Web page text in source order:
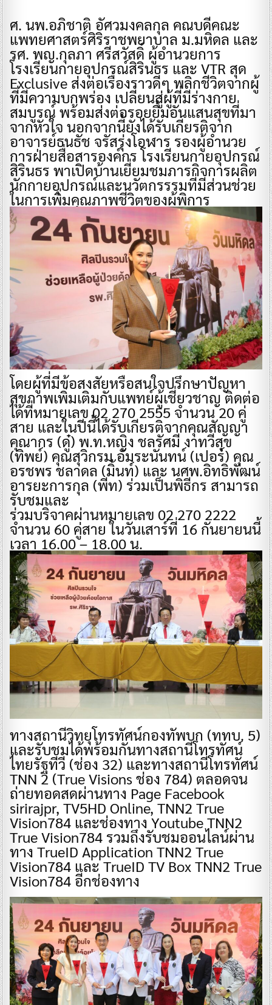
ศ. นพ.อภิชาติ อัศวมงคลกุล คณบดีคณะ
แพทยศาสตร์ศิริราชพยาบาล ม.มหิดล และ
รศ. พญ.กุลภา ศรีสวัสดิ์ ผู้อำนวยการ
โรงเรียนกายอุปกรณ์สิรินธร และ VTR สุด
Exclusive ส่งต่อเรื่องราวดีๆ พลิกชีวิตจากผู้
ที่มีความบกพร่อง เปลี่ยนสู่ผู้ที่มีร่างกาย
สมบูรณ์ พร้อมส่งต่อรอยยิ้มอันแสนสุขที่มา
จากหัวใจ นอกจากนี้ยังได้รับเกียรติจาก
อาจารย์ธนธัช จรัสรุ่งโอฬาร รองผู้อำนวย
การฝ่ายสื่อสารองค์กร โรงเรียนกายอุปกรณ์
สิรินธร พาเปิดบ้านเยี่ยมชมภารกิจการผลิต
นักกายอุปกรณ์และนวัตกรรรมที่มีส่วนช่วย
ในการเพิ่มคุณภาพชีวิตของผู้พิการ
โดยผู้ที่มีข้อสงสัยหรือสนใจปรึกษาปัญหา
สุขภาพเพิ่มเติมกับแพทย์ผู้เชี่ยวชาญ ติดต่อ
ได้ที่หมายเลข 02 270 2555 จำนวน 20 คู่
สาย และในปีนี้ได้รับเกียรติจากคุณสัญญา
คุณากร (ดู๋) พ.ท.หญิง ชลรัศมี งาทวีสุข
(ทิพย์) คุณสุวิกรม อัมระนันทน์ (เปอร์) คุณ
อรชพร ชลาดล (มิ้นท์) และ นศพ.อิทธิพัฒน์
อารยะการกุล (พีท) ร่วมเป็นพิธีกร สามารถ
รับชมและ
ร่วมบริจาคผ่านหมายเลข 02 270 2222
จำนวน 60 คู่สาย ในวันเสาร์ที่ 16 กันยายนนี้
เวลา 16.00 – 18.00 น.
ทางสถานีวิทยุโทรทัศน์กองทัพบก (ททบ. 5)
และรับชมได้พร้อมกันทางสถานีโทรทัศน์
ไทยรัฐทีวี (ช่อง 32) และทางสถานีโทรทัศน์
TNN 2 (True Visions ช่อง 784) ตลอดจน
ถ่ายทอดสดผ่านทาง Page Facebook
sirirajpr, TV5HD Online, TNN2 True
Vision784 และช่องทาง Youtube TNN2
True Vision784 รวมถึงรับชมออนไลน์ผ่าน
ทาง TrueID Application TNN2 True
Vision784 และ TrueID TV Box TNN2 True
Vision784 อีกช่องทาง